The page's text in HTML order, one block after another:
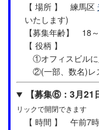
【 場所 】 練馬区
いたします)
【募集年齢】 18
【 役柄 】
①オフィスビル
②(一部、数名)レ
【募集⑥：3月21
リックで開閉できます
【 時間 】 午前7